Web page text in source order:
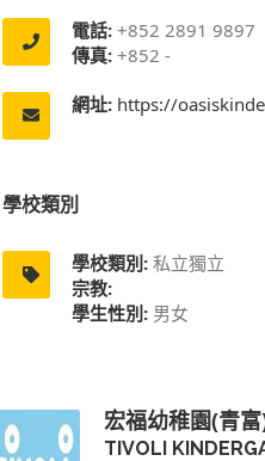
電話: +852 2891 9897
傳真: +852 -
網址: https://
學校類別
學校類別: 私立獨立
宗教:
學生性別: 男女
宏福幼稚園(青
TIVOLI